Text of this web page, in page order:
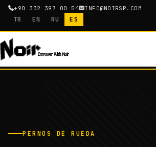
+90 332 397 00 54 INFO@NOIRSP.COM
TR EN RU ES
PERNOS DE RUEDA